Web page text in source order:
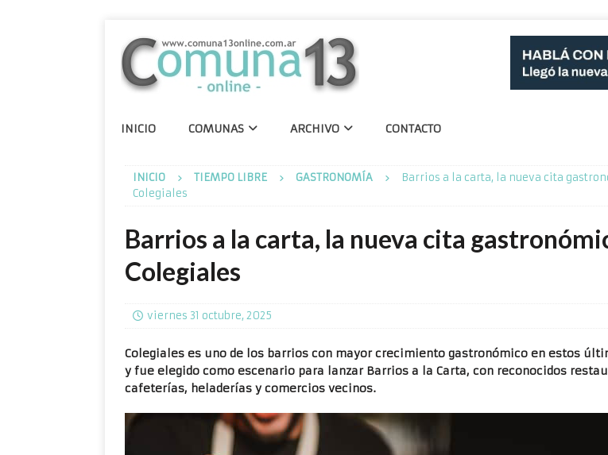
INICIO COMUNAS ARCHIVO CONTACTO
INICIO TIEMPO LIBRE GASTRONOMÍA
Barrios a la carta, la nueva cita
Colegiales
Barrios a la carta, la nueva cita
Colegiales
viernes 31 octubre, 2025
Colegiales es uno de los barrios con mayor crecimiento gastronómico en estos
y fue elegido como escenario para lanzar Barrios a la Carta, con reconocidos
cafeterías, heladerías y comercios vecinos.